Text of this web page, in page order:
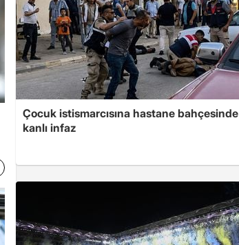
Çocuk istismarcısına hastane bahçesinde
kanlı infaz